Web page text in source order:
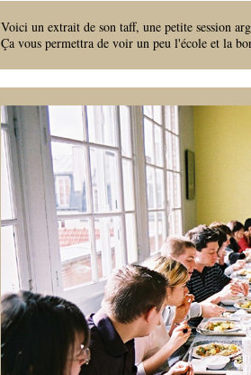
Voici un extrait de son taff, une petite session
Ça vous permettra de voir un peu l'école et la